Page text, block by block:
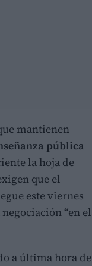
mantienen
pública
la hoja de
que el
este viernes
“en el
a última hora de